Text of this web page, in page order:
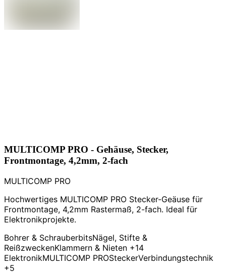
MULTICOMP PRO - Gehäuse, Stecker,
Frontmontage, 4,2mm, 2-fach
MULTICOMP PRO
Hochwertiges MULTICOMP PRO Stecker-Geäuse für
Frontmontage, 4,2mm Rastermaß, 2-fach. Ideal für
Elektronikprojekte.
Bohrer & SchrauberbitsNägel, Stifte &
ReißzweckenKlammern & Nieten +14
ElektronikMULTICOMP PROSteckerVerbindungstechnik
+5